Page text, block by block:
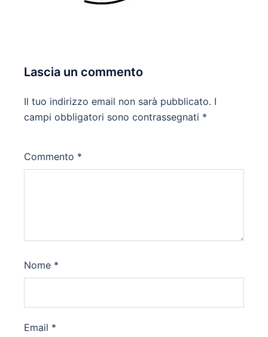
Lascia un commento
Il tuo indirizzo email non sarà pubblicato. I
campi obbligatori sono contrassegnati *
Commento *
Nome *
Email *